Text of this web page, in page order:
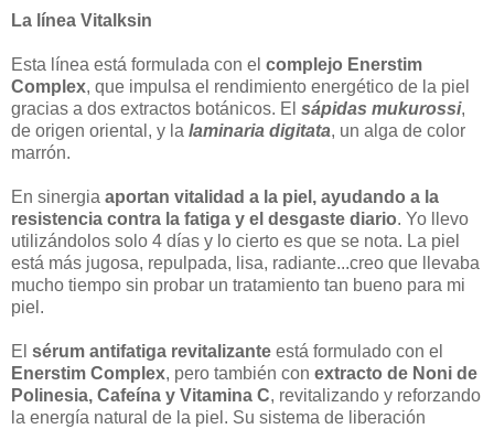
La línea Vitalksin
Esta línea está formulada con el complejo Enerstim
Complex, que impulsa el rendimiento energético de la piel
gracias a dos extractos botánicos. El sápidas mukurossi,
de origen oriental, y la laminaria digitata, un alga de color
marrón.
En sinergia aportan vitalidad a la piel, ayudando a la
resistencia contra la fatiga y el desgaste diario. Yo llevo
utilizándolos solo 4 días y lo cierto es que se nota. La piel
está más jugosa, repulpada, lisa, radiante...creo que llevaba
mucho tiempo sin probar un tratamiento tan bueno para mi
piel.
El sérum antifatiga revitalizante está formulado con el
Enerstim Complex, pero también con extracto de Noni de
Polinesia, Cafeína y Vitamina C, revitalizando y reforzando
la energía natural de la piel. Su sistema de liberación